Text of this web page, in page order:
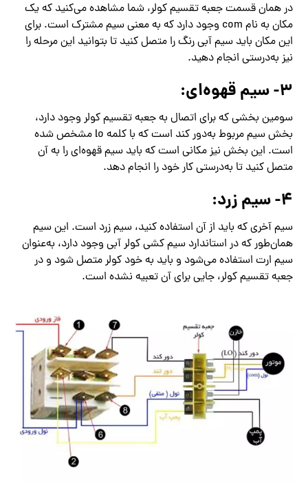
در همان قسمت جعبه‌ تقسیم کولر، شما مشاهده می‌کنید که یک
مکان به نام com وجود دارد که به معنی سیم مشترک است. برای
این مکان باید سیم آبی‌ رنگ را متصل کنید تا بتوانید این مرحله را
نیز به‌درستی انجام دهید.
۳- سیم قهوه‌ای:
سومین بخشی که برای اتصال به جعبه‌ تقسیم کولر وجود دارد،
بخش سیم مربوط به‌دور کند است که با کلمه lo مشخص شده
است. این بخش نیز مکانی است که باید سیم قهوه‌ای را به آن
متصل کنید تا به‌درستی کار خود را انجام دهد.
۴- سیم زرد:
سیم آخری که باید از آن استفاده کنید، سیم زرد است. این سیم
همان‌طور که در استاندارد سیم کشی کولر آبی وجود دارد، به‌عنوان
سیم ارت استفاده می‌شود و باید به خود کولر متصل شود و در
جعبه‌ تقسیم کولر، جایی برای آن تعبیه نشده است.